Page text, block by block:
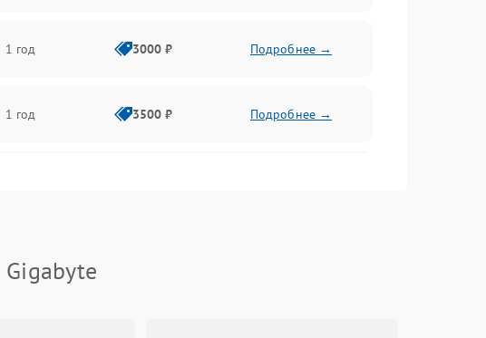
1 год 3000 ₽ Подробнее →
1 год 3500 ₽ Подробнее →
1 год
Gigabyte